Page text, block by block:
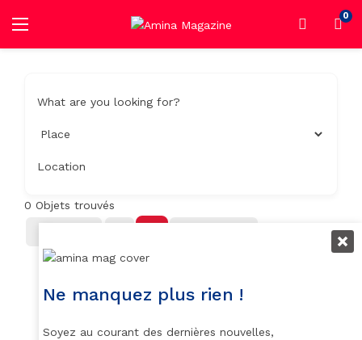
0
What are you looking for?
Location
0 Objets trouvés
Ne manquez plus rien !
Soyez au courant des dernières nouvelles,